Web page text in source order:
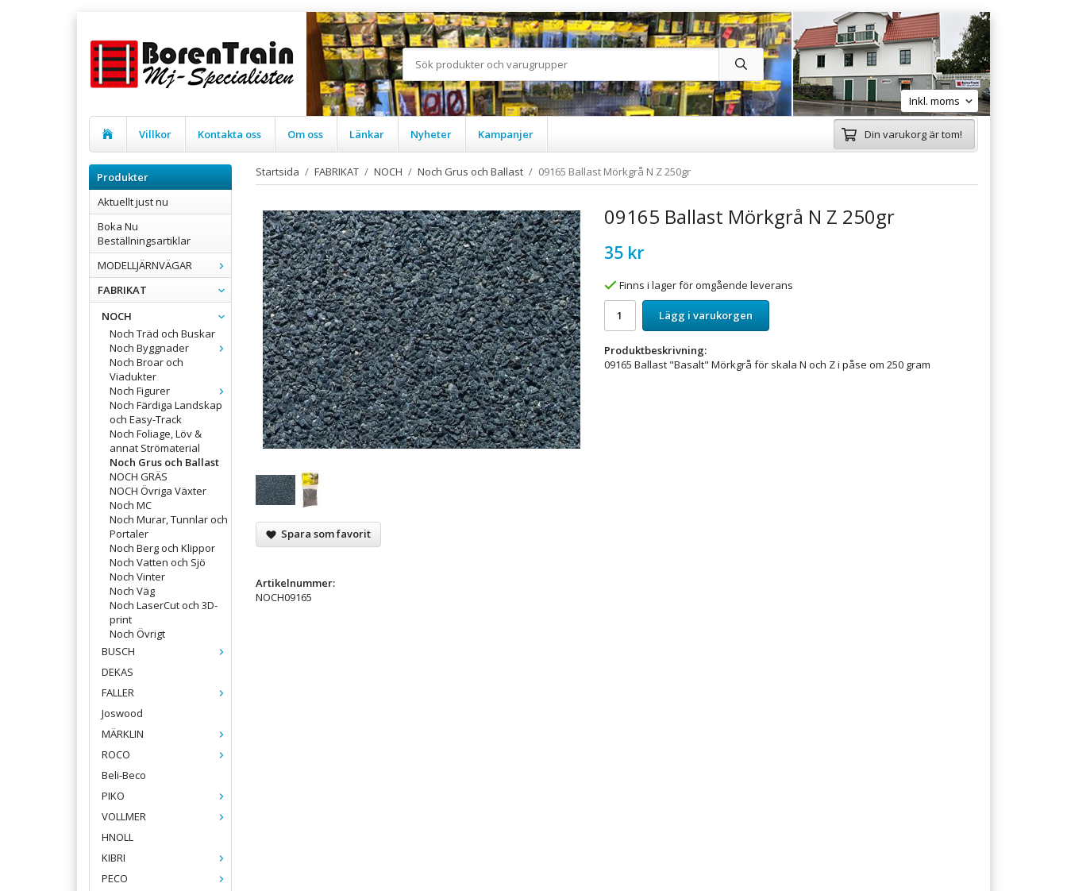
Villkor Kontakta oss Om oss Länkar Nyheter Kampanjer Din varukorg är tom!
Produkter
Aktuellt just nu
Boka Nu
Beställningsartiklar
MODELLJÄRNVÄGAR
FABRIKAT
NOCH
Noch Träd och Buskar
Noch Byggnader
Noch Broar och
Viadukter
Noch Figurer
Noch Färdiga Landskap
och Easy-Track
Noch Foliage, Löv &
annat Strömaterial
Noch Grus och Ballast
NOCH GRÄS
NOCH Övriga Växter
Noch MC
Noch Murar, Tunnlar och
Portaler
Noch Berg och Klippor
Noch Vatten och Sjö
Noch Vinter
Noch Väg
Noch LaserCut och 3D-
print
Noch Övrigt
BUSCH
DEKAS
FALLER
Joswood
MÄRKLIN
ROCO
Beli-Beco
PIKO
VOLLMER
HNOLL
KIBRI
PECO
Startsida / FABRIKAT / NOCH / Noch Grus och Ballast / 09165 Ballast Mörkgrå N Z 250gr
09165 Ballast Mörkgrå N Z 250gr
35 kr
Finns i lager för omgående leverans
Lägg i varukorgen
Produktbeskrivning:
09165 Ballast "Basalt" Mörkgrå för skala N och Z i påse om 250 gram
Spara som favorit
Artikelnummer:
NOCH09165